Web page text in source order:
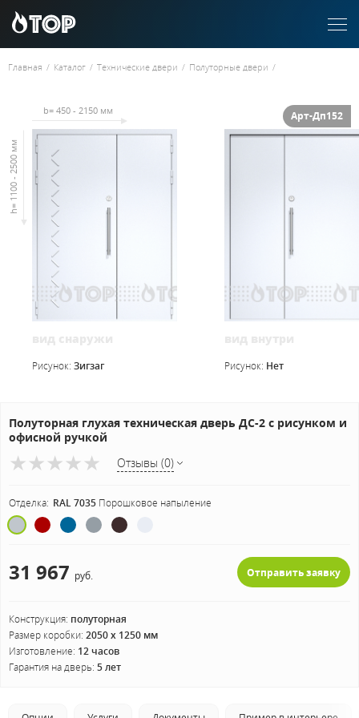
Главная / Каталог / Технические двери / Полуторные двери /
b= 450 - 2150 мм
h= 1100 - 2500 мм
Рисунок: Зигзаг Рисунок: Нет
Арт-Дп152
Полуторная глухая техническая дверь ДС-2 с рисунком и
офисной ручкой
Отзывы (0)
Отделка: RAL 7035 Порошковое напыление
31 967 руб. Отправить заявку
Конструкция: полуторная
Размер коробки: 2050 х 1250 мм
Изготовление: 12 часов
Гарантия на дверь: 5 лет